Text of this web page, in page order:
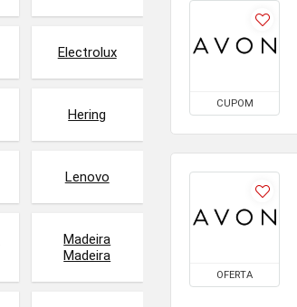
CUPOM
OFERTA
Electrolux
Hering
Lenovo
Madeira
Madeira